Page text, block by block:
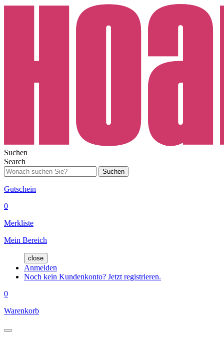
Suchen
Search
Suchen
Gutschein
0
Merkliste
Mein Bereich
close
Anmelden
Noch kein Kundenkonto? Jetzt registrieren.
0
Warenkorb